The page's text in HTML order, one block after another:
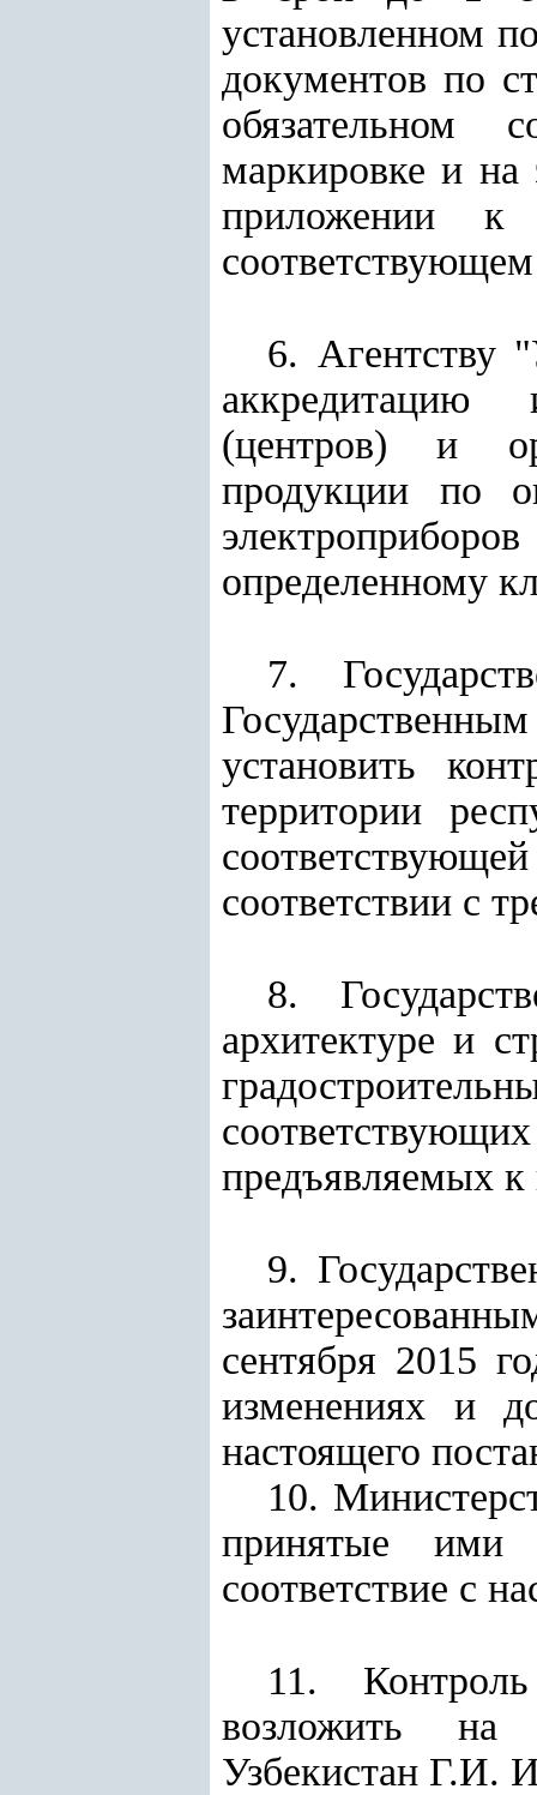
установленном
документов по
обязательном
маркировке и на
приложении к
6. Агентству
аккредитацию
(центров) и
продукции по
определенному
7.
установить
территории
соответствии с
8.
архитектуре и
предъявляемых
9.
сентября 2015
изменениях и
настоящего
10.
принятые ими
соответствие с
11.
возложить на
Узбекистан Г.И.